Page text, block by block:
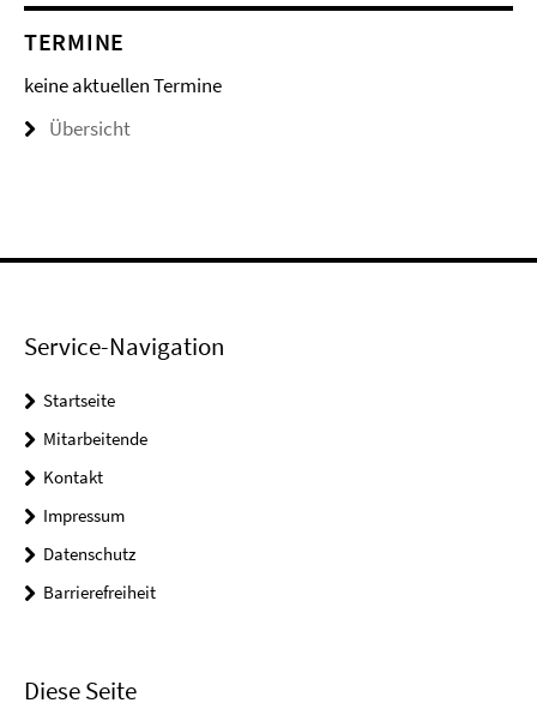
TERMINE
keine aktuellen Termine
Übersicht
Service-Navigation
Startseite
Mitarbeitende
Kontakt
Impressum
Datenschutz
Barrierefreiheit
Diese Seite